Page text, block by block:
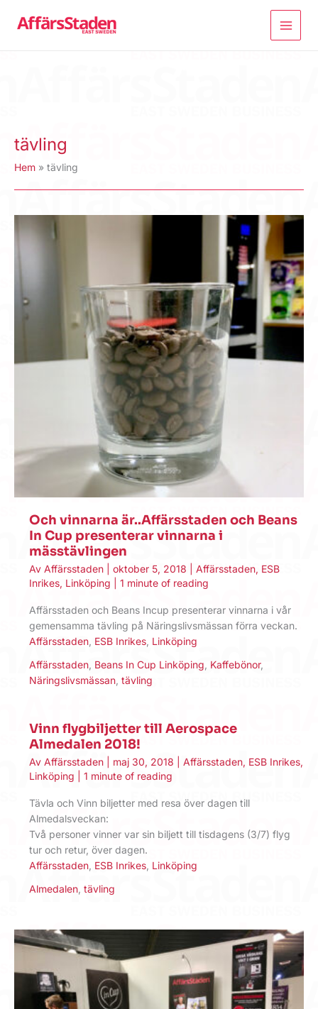
tävling
Hem tävling
Och vinnarna är..Affärsstaden och Beans
In Cup presenterar vinnarna i
mässtävlingen
Av Affärsstaden oktober 5, 2018 Affärsstaden, ESB
Inrikes, Linköping 1 minute of reading
Affärsstaden och Beans Incup presenterar vinnarna i vår
gemensamma tävling på Näringslivsmässan förra veckan.
Affärsstaden ESB Inrikes Linköping
Affärsstaden Beans In Cup Linköping Kaffebönor,
Näringslivsmässan tävling
Vinn flygbiljetter till Aerospace
Almedalen 2018!
Av Affärsstaden maj 30, 2018 Affärsstaden, ESB Inrikes,
Linköping
1 minute of reading
Tävla och Vinn biljetter med resa över dagen till
Almedalsveckan:
Två personer vinner var sin biljett till tisdagens (3/7) flyg
tur och retur, över dagen.
Affärsstaden ESB Inrikes Linköping
Almedalen tävling